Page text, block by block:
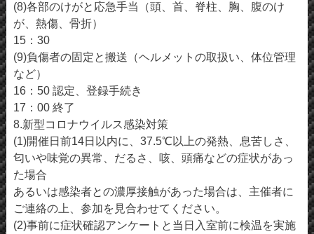
(8)各部のけがと応急手当（頭、首、脊柱、胸、腹のけ
が、熱傷、骨折）
15：30
(9)負傷者の固定と搬送（ヘルメットの取扱い、体位管理
など）
16：50 認定、登録手続き
17：00 終了
8.新型コロナウイルス感染対策
(1)開催日前14日以内に、37.5℃以上の発熱、息苦しさ、
匂いや味覚の異常、だるさ、咳、頭痛などの症状があっ
た場合
あるいは感染者との濃厚接触があった場合は、主催者に
ご連絡の上、参加を見合わせてください。
(2)事前に症状確認アンケートと当日入室前に検温を実施